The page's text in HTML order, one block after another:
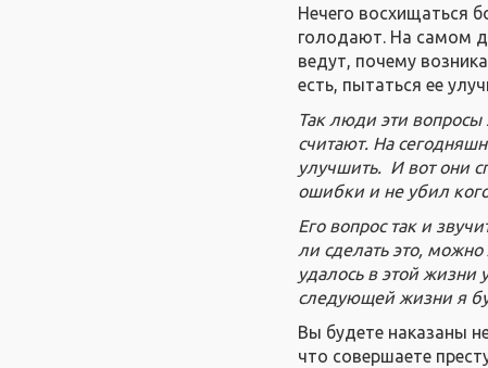
Нечего восхищаться
голодают. На самом
ведут, почему
есть, пытаться ее
Так люди эти вопросы
считают. На
улучшить. И вот они
ошибки и не убил
Его вопрос так и
ли сделать это,
удалось в этой жизни
следующей жизни я
Вы будете наказаны
что совершаете